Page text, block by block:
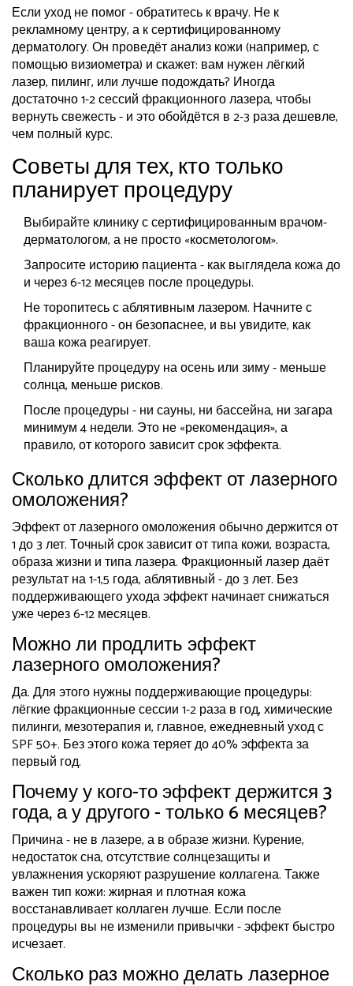
Если уход не помог - обратитесь к врачу. Не к
рекламному центру, а к сертифицированному
дерматологу. Он проведёт анализ кожи (например, с
помощью визиометра) и скажет: вам нужен лёгкий
лазер, пилинг, или лучше подождать? Иногда
достаточно 1-2 сессий фракционного лазера, чтобы
вернуть свежесть - и это обойдётся в 2-3 раза дешевле,
чем полный курс.
Советы для тех, кто только
планирует процедуру
Выбирайте клинику с сертифицированным врачом-
дерматологом, а не просто «косметологом».
Запросите историю пациента - как выглядела кожа до
и через 6-12 месяцев после процедуры.
Не торопитесь с аблятивным лазером. Начните с
фракционного - он безопаснее, и вы увидите, как
ваша кожа реагирует.
Планируйте процедуру на осень или зиму - меньше
солнца, меньше рисков.
После процедуры - ни сауны, ни бассейна, ни загара
минимум 4 недели. Это не «рекомендация», а
правило, от которого зависит срок эффекта.
Сколько длится эффект от лазерного
омоложения?
Эффект от лазерного омоложения обычно держится от
1 до 3 лет. Точный срок зависит от типа кожи, возраста,
образа жизни и типа лазера. Фракционный лазер даёт
результат на 1-1,5 года, аблятивный - до 3 лет. Без
поддерживающего ухода эффект начинает снижаться
уже через 6-12 месяцев.
Можно ли продлить эффект
лазерного омоложения?
Да. Для этого нужны поддерживающие процедуры:
лёгкие фракционные сессии 1-2 раза в год, химические
пилинги, мезотерапия и, главное, ежедневный уход с
SPF 50+. Без этого кожа теряет до 40% эффекта за
первый год.
Почему у кого-то эффект держится 3
года, а у другого - только 6 месяцев?
Причина - не в лазере, а в образе жизни. Курение,
недостаток сна, отсутствие солнцезащиты и
увлажнения ускоряют разрушение коллагена. Также
важен тип кожи: жирная и плотная кожа
восстанавливает коллаген лучше. Если после
процедуры вы не изменили привычки - эффект быстро
исчезает.
Сколько раз можно делать лазерное